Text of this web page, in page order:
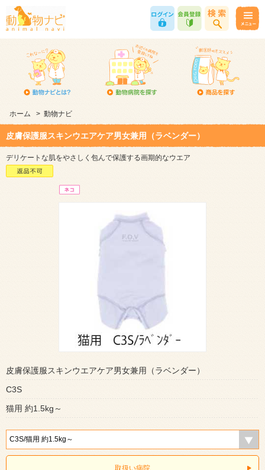
ホーム > 動物ナビ
皮膚保護服スキンウエアケア男女兼用（ラベンダー）
デリケートな肌をやさしく包んで保護する画期的なウエア
皮膚保護服スキンウエアケア男女兼用（ラベンダー）
C3S
猫用 約1.5kg～
取扱い病院